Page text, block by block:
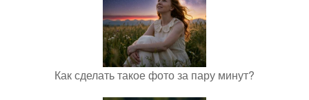
Как сделать такое фото за пару минут?